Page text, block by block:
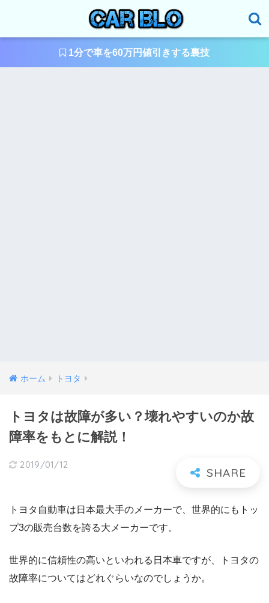
1分で車を60万円値引きする裏技
ホーム トヨタ
トヨタは故障が多い？壊れやすいのか故
障率をもとに解説！
2019/01/12
トヨタ自動車は日本最大手のメーカーで、世界的にもトッ
プ3の販売台数を誇る大メーカーです。
世界的に信頼性の高いといわれる日本車ですが、トヨタの
故障率についてはどれぐらいなのでしょうか。